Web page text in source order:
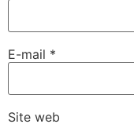
E-mail *
Site web